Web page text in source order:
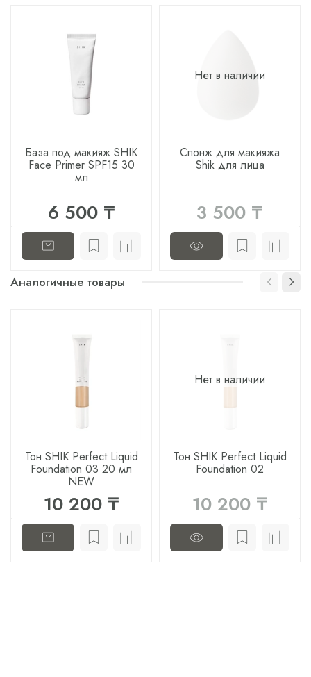
База под макияж SHIK
Face Primer SPF15 30
мл
6 500 ₸
Нет в наличии
Спонж для макияжа
Shik для лица
3 500 ₸
Аналогичные товары
Тон SHIK Perfect Liquid
Foundation 03 20 мл
NEW
10 200 ₸
Нет в наличии
Тон SHIK Perfect Liquid
Foundation 02
10 200 ₸